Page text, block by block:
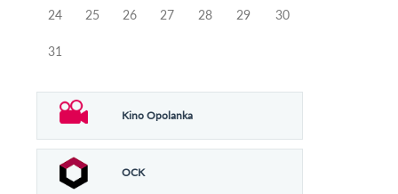
24 25 26 27 28 29 30
31
Kino Opolanka
OCK